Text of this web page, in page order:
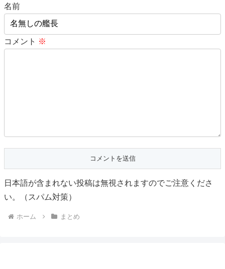
名前
コメント ※
日本語が含まれない投稿は無視されますのでご注意くださ
い。（スパム対策）
ホーム まとめ